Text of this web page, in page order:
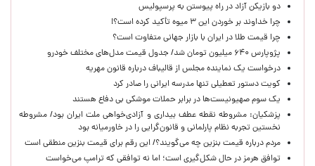
دو بازیکن آزاد در راه پیوستن به پرسپولیس
چرا خداوند بر خوردن این ۳ میوه تأکید کرده است؟!
چرا قیمت طلا در ایران با بازار جهانی متفاوت است؟
پژوپارس ۶۴۰ میلیون تومان شد/ جدول قیمت مدل‌های مختلف خودرو
درخواست یک نماینده مجلس از قالیباف درباره قانون مهریه
کویت دستور تعطیلی تنها مدرسه ایرانی را صادر کرد
یک‌ سوم صهیونیست‌ها در برابر حملات موشکی بی دفاع هستند
پزشکیان: مشروطه نقطه عطف بیداری و آزادی‌خواهی ملت ایران بود/ مشروطه
نخستین تجربه نظام پارلمانی و قانون‌گرایی را در خاورمیانه بود
مردم درباره قیمت بنزین چه می‌گویند؟/ این رقم برای قیمت بنزین منطقی است
توافق هرمز در حال شکل‌گیری است؛ اما نه توافقی که ترامپ می‌خواست